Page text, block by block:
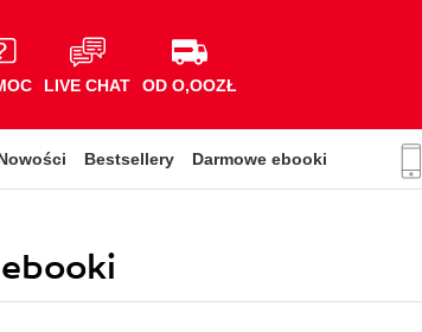
LIVE CHAT OD O,OOZŁ
Bestsellery Darmowe ebooki